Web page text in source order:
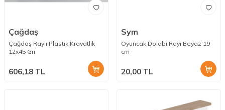
Çağdaş
Çağdaş Raylı Plastik Kravatlık
12x45 Gri
606,18 TL
Sym
Oyuncak Dolabı Rayı Beyaz 19
cm
20,00 TL